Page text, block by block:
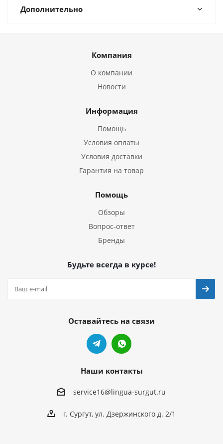
Дополнительно
Компания
О компании
Новости
Информация
Помощь
Условия оплаты
Условия доставки
Гарантия на товар
Помощь
Обзоры
Вопрос-ответ
Бренды
Будьте всегда в курсе!
Оставайтесь на связи
Наши контакты
service16@lingua-surgut.ru
г. Сургут, ул. Дзержинского д. 2/1